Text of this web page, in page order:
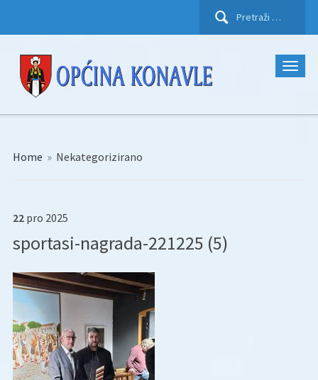
Pretraži:
Home » Nekategorizirano
22 pro 2025
sportasi-nagrada-221225 (5)